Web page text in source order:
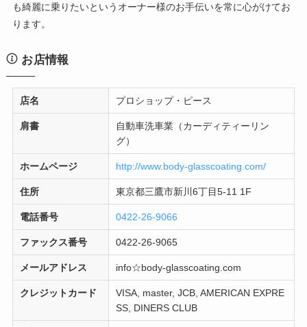
も綺麗に乗りたいというオーナー様のお手伝いを常に心がけてお
ります。
お店情報
店名 プロショップ・ピース
肩書
自動車洗車業（カーディティーリン
グ）
ホームページ http://www.body-glasscoating.com/
住所 東京都三鷹市新川6丁目5‐11 1F
電話番号 0422-26-9066
ファックス番号 0422-26-9065
メールアドレス info☆body-glasscoating.com
クレジットカード
VISA, master, JCB, AMERICAN EXPRE
SS, DINERS CLUB